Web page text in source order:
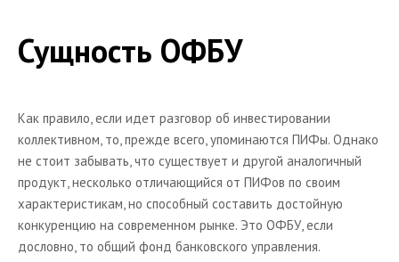
Фондовый рынок
Акции и облигации
Что такое акция. Виды акций
Понятие финансов
Читальный зал
Форекс
Сущность ОФБУ
Как правило, если идет разговор об инвестировании
коллективном, то, прежде всего, упоминаются ПИФы. Однако
не стоит забывать, что существует и другой аналогичный
продукт, несколько отличающийся от ПИФов по своим
характеристикам, но способный составить достойную
конкуренцию на современном рынке. Это ОФБУ, если
дословно, то общий фонд банковского управления.